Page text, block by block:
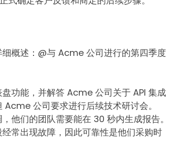
概述：@与 Acme 公司进行的第四季度
功能，并解答 Acme 公司关于 API 集成
公司要求进行后续技术研讨会。
他们的团队需要能在 30 秒内生成报告。
常出现故障，因此可靠性是他们采购时